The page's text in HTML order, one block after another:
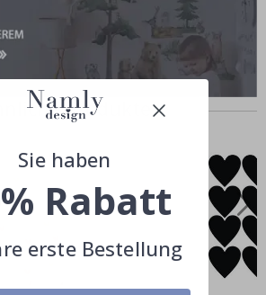
Produkte
Sie haben
Rabatt
erste Bestellung